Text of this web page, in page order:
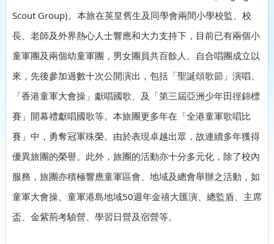
Scout Group)。本旅在英皇舊生及同學會兩間小學校監、校
長、老師及外界熱心人士響應和大力支持下，目前已有兩個小
童軍團及兩個幼童軍團，男女團員共百餘人。自合唱團成立以
來，先後參加過數十次公開演出，包括「聖誕頌歌節」演唱、
「香港童軍大會操」獻唱國歌、及「第三屆亞洲少年田徑錦標
賽」開幕禮獻唱國歌等。本旅團更多年在「全港童軍歌唱比
賽」中，勇奪冠軍殊榮。由於表現卓越出眾，故連續多年獲得
優異旅團的榮譽。此外，旅團的活動亦十分多元化，除了校內
服務，旅團亦積極響應童軍區會、地域及總會舉辦之活動，如
童軍大會操、童軍港島地域50週年金禧大匯演、總監盾、主席
盃、金紫荊考驗營、學習日營及宿營等。